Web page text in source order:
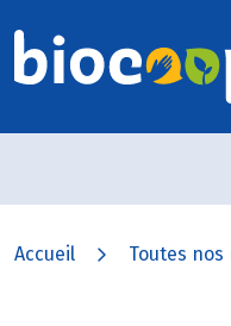
Accueil Toutes